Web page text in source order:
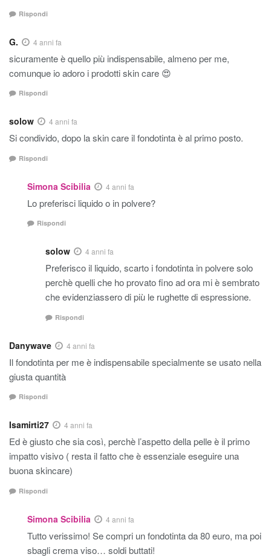
Rispondi
G. 4 anni fa
sicuramente è quello più indispensabile, almeno per me,
comunque io adoro i prodotti skin care 😍
Rispondi
solow 4 anni fa
Si condivido, dopo la skin care il fondotinta è al primo posto.
Rispondi
Simona Scibilia 4 anni fa
Lo preferisci liquido o in polvere?
Rispondi
solow 4 anni fa
Preferisco il liquido, scarto i fondotinta in polvere solo
perchè quelli che ho provato fino ad ora mi è sembrato
che evidenziassero di più le rughette di espressione.
Rispondi
Danywave 4 anni fa
Il fondotinta per me è indispensabile specialmente se usato nella
giusta quantità
Rispondi
Isamirti27 4 anni fa
Ed è giusto che sia così, perchè l’aspetto della pelle è il primo
impatto visivo ( resta il fatto che è essenziale eseguire una
buona skincare)
Rispondi
Simona Scibilia 4 anni fa
Tutto verissimo! Se compri un fondotinta da 80 euro, ma poi
sbagli crema viso… soldi buttati!